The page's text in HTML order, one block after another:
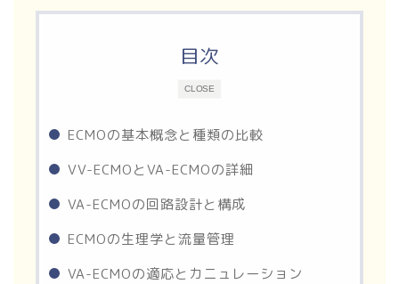
CLOSE
目次
ECMOの基本概念と種類の比較
VV-ECMOとVA-ECMOの詳細
VA-ECMOの回路設計と構成
ECMOの生理学と流量管理
VA-ECMOの適応とカニュレーション